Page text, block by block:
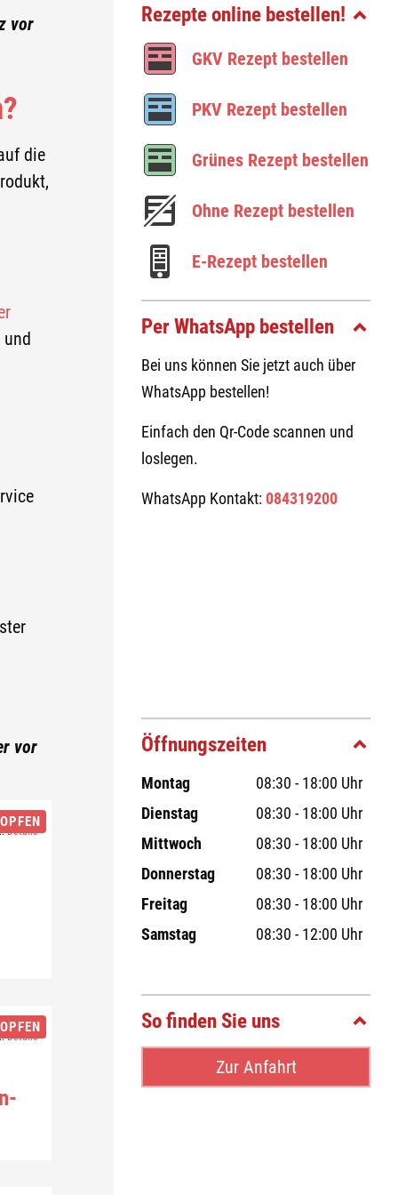
vor
die
vor
Details
Details
Rezepte online bestellen!
GKV Re­zept be­stel­len
PKV Re­zept be­stel­len
Grü­nes Re­zept be­stel­len
Ohne Re­zept be­stel­len
E-​Rezept be­stel­len
Per WhatsApp bestellen
Bei uns können Sie jetzt auch über
WhatsApp bestellen!
Einfach den Qr-Code scannen und
loslegen.
WhatsApp Kontakt:084319200
Öffnungszeiten
Montag
08:30 - 18:00 Uhr
Dienstag
08:30 - 18:00 Uhr
Mittwoch
08:30 - 18:00 Uhr
Donnerstag
08:30 - 18:00 Uhr
Freitag
08:30 - 18:00 Uhr
Samstag
08:30 - 12:00 Uhr
So finden Sie uns
Zur Anfahrt